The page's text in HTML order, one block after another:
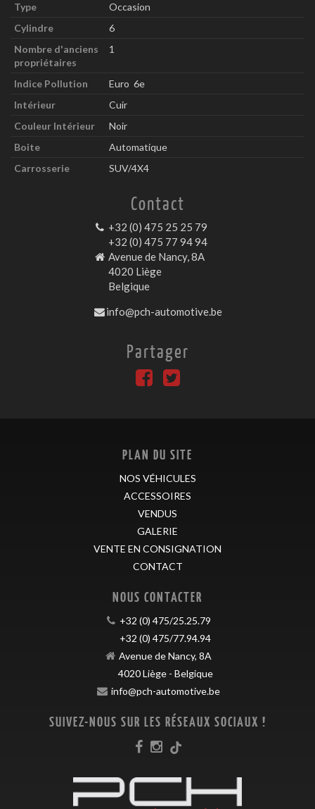
Type
Occasion
Cylindre
6
Nombre d'anciens
propriétaires
1
Indice Pollution
Euro 6e
Intérieur
Cuir
Couleur Intérieur
Noir
Boite
Automatique
Carrosserie
SUV/4X4
Contact
+32 (0) 475 25 25 79
+32 (0) 475 77 94 94
Avenue de Nancy, 8A
4020 Liège
Belgique
info@pch-automotive.be
Partager
PLAN DU SITE
NOS VÉHICULES
ACCESSOIRES
VENDUS
GALERIE
VENTE EN CONSIGNATION
CONTACT
NOUS CONTACTER
+32 (0) 475/25.25.79
+32 (0) 475/77.94.94
Avenue de Nancy, 8A
4020Liège- Belgique
info@pch-automotive.be
SUIVEZ-NOUS SUR LES RÉSEAUX SOCIAUX !